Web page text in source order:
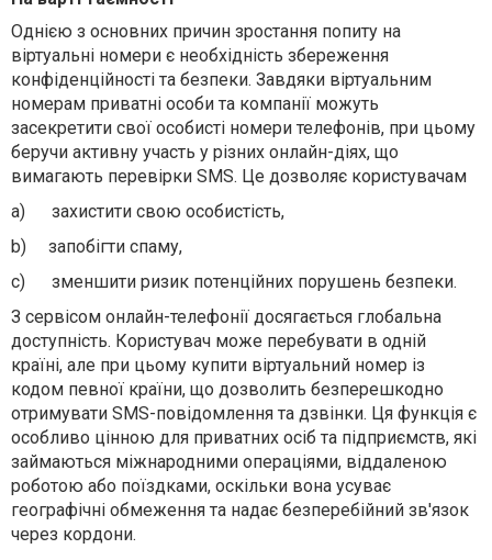
Однією з основних причин зростання попиту на
віртуальні номери є необхідність збереження
конфіденційності та безпеки. Завдяки віртуальним
номерам приватні особи та компанії можуть
засекретити свої особисті номери телефонів, при цьому
беручи активну участь у різних онлайн-діях, що
вимагають перевірки SMS. Це дозволяє користувачам
a)
захистити свою особистість,
b)
запобігти спаму,
c)
зменшити ризик потенційних порушень безпеки.
З сервісом онлайн-телефонії досягається глобальна
доступність. Користувач може перебувати в одній
країні, але при цьому купити віртуальний номер із
кодом певної країни, що дозволить безперешкодно
отримувати SMS-повідомлення та дзвінки. Ця функція є
особливо цінною для приватних осіб та підприємств, які
займаються міжнародними операціями, віддаленою
роботою або поїздками, оскільки вона усуває
географічні обмеження та надає безперебійний зв'язок
через кордони.